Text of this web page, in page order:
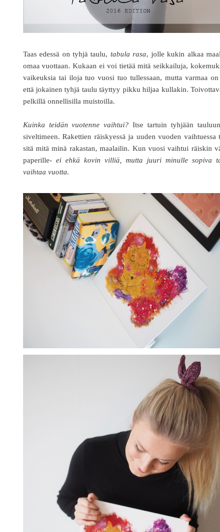
Taas edessä on tyhjä taulu, tabula rasa, jolle kukin alkaa
omaa vuottaan. Kukaan ei voi tietää mitä seikkailuja,
vaikeuksia tai iloja tuo vuosi tuo tullessaan, mutta varmaa on
että jokainen tyhjä taulu täyttyy pikku hiljaa kullakin.
pelkillä onnellisilla muistoilla.
Kuinka teidän vuotenne vaihtui? Itse tartuin tyhjään
siveltimeen. Rakettien räiskyessä ja uuden vuoden vaihtuessa
sitä mitä minä rakastan, maalailin. Kun vuosi vaihtui räiskin
paperille- ei ehkä kovin villiä, mutta juuri minulle sopiva
vaihtaa vuotta.